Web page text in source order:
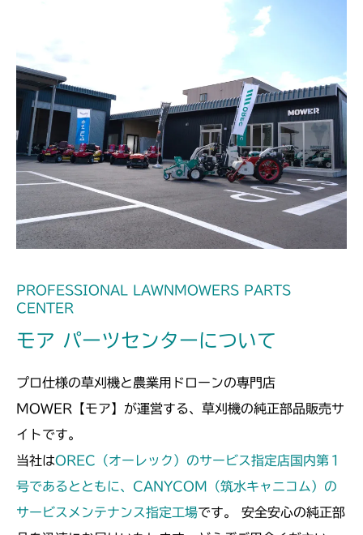
本体 FIG14 動力伝達(240A)
本体 FIG19 動力伝達(刈刃)
本体 FIG19 動力伝達(刈刃)
CMX2202RC
本体 FIG20 動力伝達(刈刃)
CMX2202YC
本体 FIG27 動力伝達(刈刃)
CMX2202YCV/YCS
本体 FIG17 動力伝達(刈刃)
CMX2206HC
本体 FIG14 動力伝達(刈刃)
CMX2402HC
本体 FIG20 動力伝達(刈刃)
CMX2404HC/V/S
CMX2502
本体 FIG15 動力伝達(刈刃)
CMX2506RC
本体 FIG17 動力伝達(刈刃)
CMX2508YC/YCS
PROFESSIONAL LAWNMOWERS PARTS
CENTER
モア パーツセンターについて
プロ仕様の草刈機と農業用ドローンの専門店
MOWER【モア】が運営する、草刈機の純正部品販売サ
イトです。
当社はOREC（オーレック）のサービス指定店国内第１
号であるとともに、CANYCOM（筑水キャニコム）の
サービスメンテナンス指定工場です。 安全安心の純正部